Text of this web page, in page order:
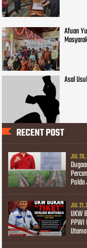
Afuan
Asal
RECENT POST
JUL
JUL 21,
UKW
Utama